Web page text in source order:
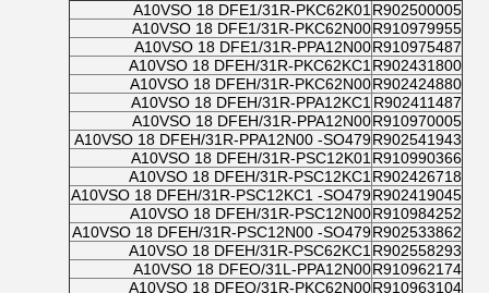
R902500005
A10VSO 18 DFE1/31R-PKC62K01
R910979955
A10VSO 18 DFE1/31R-PKC62N00
R910975487
A10VSO 18 DFE1/31R-PPA12N00
R902431800
A10VSO 18 DFEH/31R-PKC62KC1
R902424880
A10VSO 18 DFEH/31R-PKC62N00
R902411487
A10VSO 18 DFEH/31R-PPA12KC1
R910970005
A10VSO 18 DFEH/31R-PPA12N00
R902541943
A10VSO 18 DFEH/31R-PPA12N00 -SO479
R910990366
A10VSO 18 DFEH/31R-PSC12K01
R902426718
A10VSO 18 DFEH/31R-PSC12KC1
R902419045
A10VSO 18 DFEH/31R-PSC12KC1 -SO479
R910984252
A10VSO 18 DFEH/31R-PSC12N00
R902533862
A10VSO 18 DFEH/31R-PSC12N00 -SO479
R902558293
A10VSO 18 DFEH/31R-PSC62KC1
R910962174
A10VSO 18 DFEO/31L-PPA12N00
R910963104
A10VSO 18 DFEO/31R-PKC62N00